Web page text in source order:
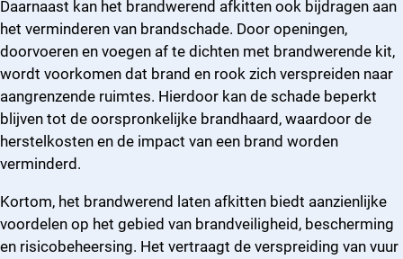
Daarnaast kan het brandwerend afkitten ook bijdragen aan
het verminderen van brandschade. Door openingen,
doorvoeren en voegen af te dichten met brandwerende kit,
wordt voorkomen dat brand en rook zich verspreiden naar
aangrenzende ruimtes. Hierdoor kan de schade beperkt
blijven tot de oorspronkelijke brandhaard, waardoor de
herstelkosten en de impact van een brand worden
verminderd.
Kortom, het brandwerend laten afkitten biedt aanzienlijke
voordelen op het gebied van brandveiligheid, bescherming
en risicobeheersing. Het vertraagt de verspreiding van vuur